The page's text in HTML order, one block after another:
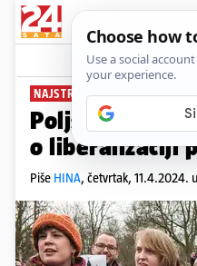
NAJSTROŽI U EU-U
Poljski
o liberalizaciji
Piše HINA, četvrtak, 11.4.2024.